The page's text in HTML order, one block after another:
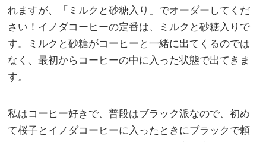
れますが、「ミルクと砂糖入り」でオーダーしてくだ
さい！イノダコーヒーの定番は、ミルクと砂糖入りで
す。ミルクと砂糖がコーヒーと一緒に出てくるのでは
なく、最初からコーヒーの中に入った状態で出てきま
す。
私はコーヒー好きで、普段はブラック派なので、初め
て桜子とイノダコーヒーに入ったときにブラックで頼